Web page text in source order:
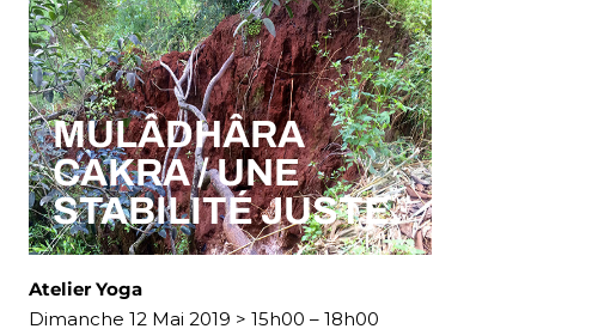
MULÂDHÂRA
CAKRA / UNE
STABILITÉ JUSTE
Atelier Yoga
Dimanche 12 Mai 2019 > 15h00 – 18h00